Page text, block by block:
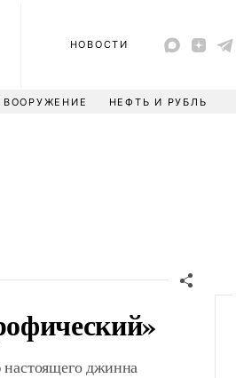
НОВОСТИ
НЕФТЬ И РУБЛЬ
джинна